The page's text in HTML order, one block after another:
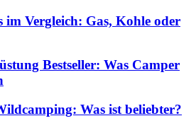
Vergleich: Gas, Kohle oder
Bestseller: Was Camper
Was ist beliebter?